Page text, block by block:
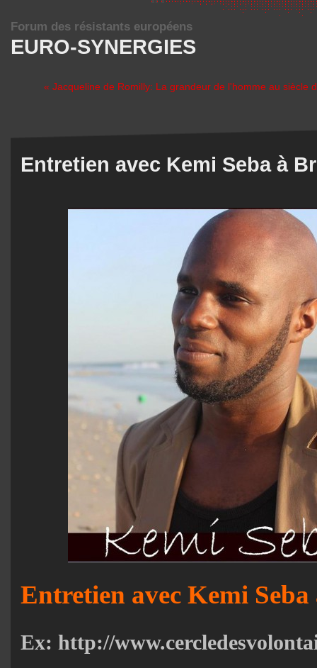
EURO-SYNERGIES
Forum des résistants européens
« Jacqueline de Romilly: La grandeur de l'homme au siècle
Entretien avec Kemi Seba à
Entretien avec Kemi
Ex: http://